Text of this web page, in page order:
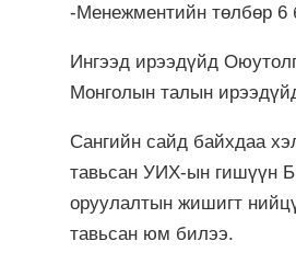
-Менежментийн төлбөр 6
Ингээд ирээдүйд
Монголын талын
Сангийн сайд байхдаа
тавьсан УИХ-ын гишүүн
оруулалтын жишигт
тавьсан юм билээ.